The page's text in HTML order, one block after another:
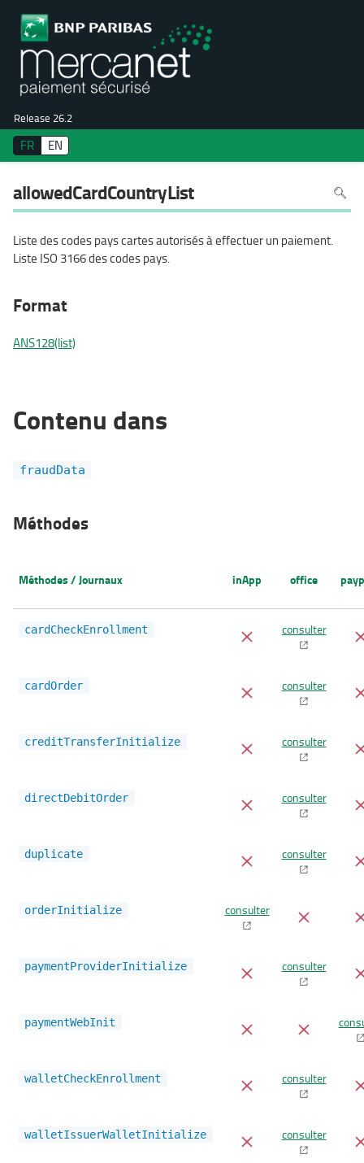
Release 26.2
FR EN
allowedCardCountryList Pour
dans
la
Ctrl+F
Liste des codes pays cartes autorisés à effectuer un paiement.
Liste ISO 3166 des codes pays.
Format
ANS128(list)
Contenu dans
fraudData
Méthodes
Méthodes / Journaux inApp office
cardCheckEnrollment consulter
cardOrder consulter
creditTransferInitialize consulter
directDebitOrder consulter
duplicate consulter
orderInitialize consulter
paymentProviderInitialize consulter
paymentWebInit
walletCheckEnrollment consulter
walletIssuerWalletInitialize consulter